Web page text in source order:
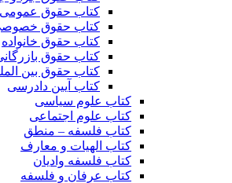
کتاب حقوق عمومی
کتاب حقوق
کتاب حقوق خانواده
کتاب حقوق
کتاب حقوق بین
کتاب آیین دادرسی
کتاب علوم سیاسی
کتاب علوم اجتماعی
کتاب فلسفه – منطق
کتاب الهیات و معارف
کتاب فلسفه وادیان
کتاب عرفان و فلسفه